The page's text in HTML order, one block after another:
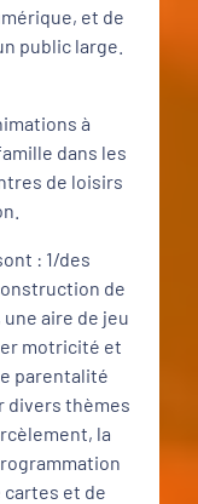
et de
public large.
à
dans les
de loisirs
: 1/des
de
aire de jeu
motricité et
parentalité
divers thèmes
la
cartes et de